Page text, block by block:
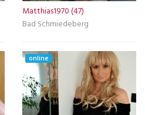
Matthias1970 (47)
Bad Schmiedeberg
online